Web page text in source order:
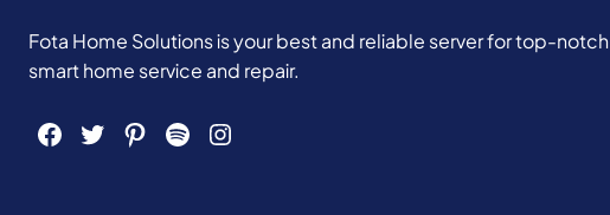
Fota Home Solutions is your best and reliable server for top-notch
smart home service and repair.
Facebook Twitter Pinterest Spotify Instagram